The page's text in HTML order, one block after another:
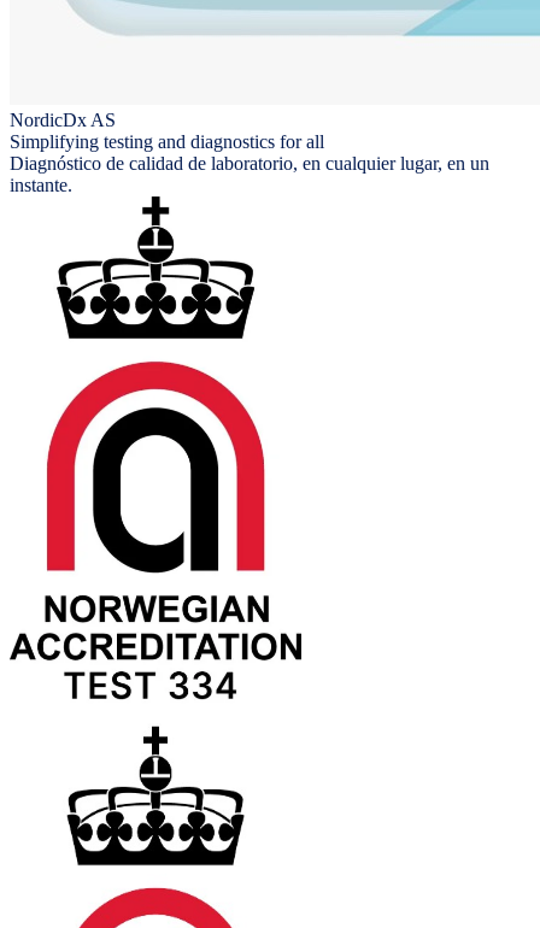
NordicDx AS
Simplifying testing and diagnostics for all
Diagnóstico de calidad de laboratorio, en cualquier lugar, en un
instante.